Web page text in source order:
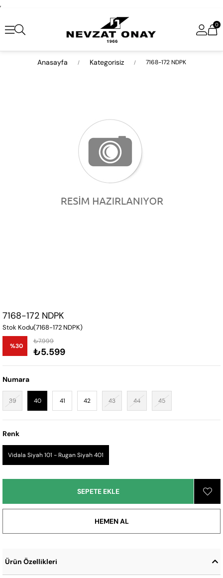
,
0
Anasayfa Kategorisiz 7168-172 NDPK
7168-172 NDPK
Stok Kodu(7168-172 NDPK)
%30
İndirim
₺7.999
₺5.599
Numara
39 40 41 42 43 44 45
Renk
Vidala Siyah 101 - Rugan Siyah 401
Ürün Özellikleri